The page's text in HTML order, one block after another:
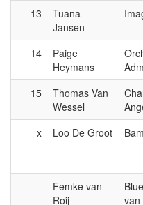
13
Tuana
Jansen
14
Paige
Heymans
15
Thomas Van
Wessel
x
Loo De Groot
Femke van
Roij
van